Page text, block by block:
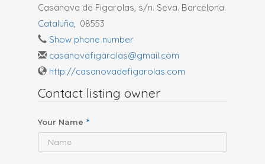
Casanova de Figarolas, s/n. Seva. Barcelona.
Cataluña, 08553
Show phone number
casanovafigarolas@gmail.com
http://casanovadefigarolas.com
Contact listing owner
Your Name *